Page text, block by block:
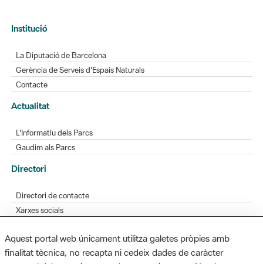
Institució
La Diputació de Barcelona
Gerència de Serveis d'Espais Naturals
Contacte
Actualitat
L'Informatiu dels Parcs
Gaudim als Parcs
Directori
Directori de contacte
Xarxes socials
Bústia de suggeriments
Opineu sobre els parcs
Aquest portal web únicament utilitza galetes pròpies amb
finalitat tècnica, no recapta ni cedeix dades de caràcter